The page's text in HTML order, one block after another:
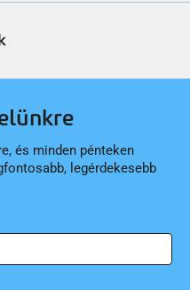
és minden pénteken
legérdekesebb